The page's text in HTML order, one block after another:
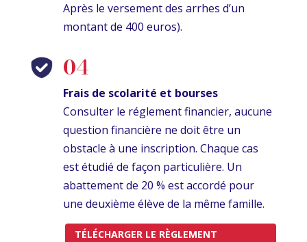
Après le versement des arrhes d’un
montant de 400 euros).
04
Frais de scolarité et bourses
Consulter le réglement financier, aucune
question financière ne doit être un
obstacle à une inscription. Chaque cas
est étudié de façon particulière. Un
abattement de 20 % est accordé pour
une deuxième élève de la même famille.
TÉLÉCHARGER LE RÈGLEMENT